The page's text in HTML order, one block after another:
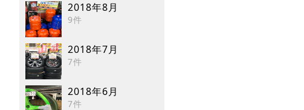
2018年8月
9件
2018年7月
7件
2018年6月
7件